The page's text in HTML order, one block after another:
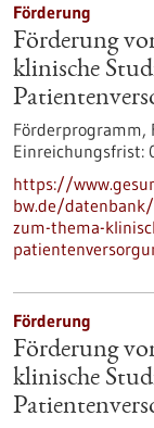
Förderung
Förderung
klinische
Förderprogramm,
Einreichungsfrist:
https://
bw.de/
zum-thema-
Förderung
Förderung
klinische